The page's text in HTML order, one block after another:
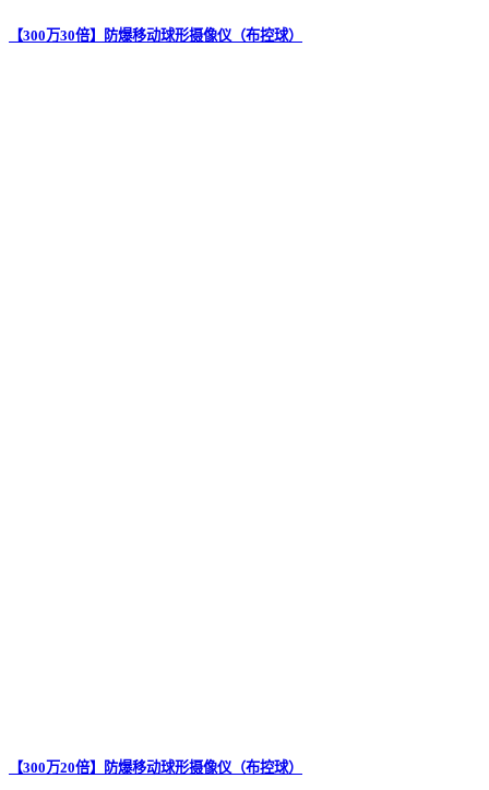
【300万30倍】防爆移动球形摄像仪（布控球）
【300万20倍】防爆移动球形摄像仪（布控球）